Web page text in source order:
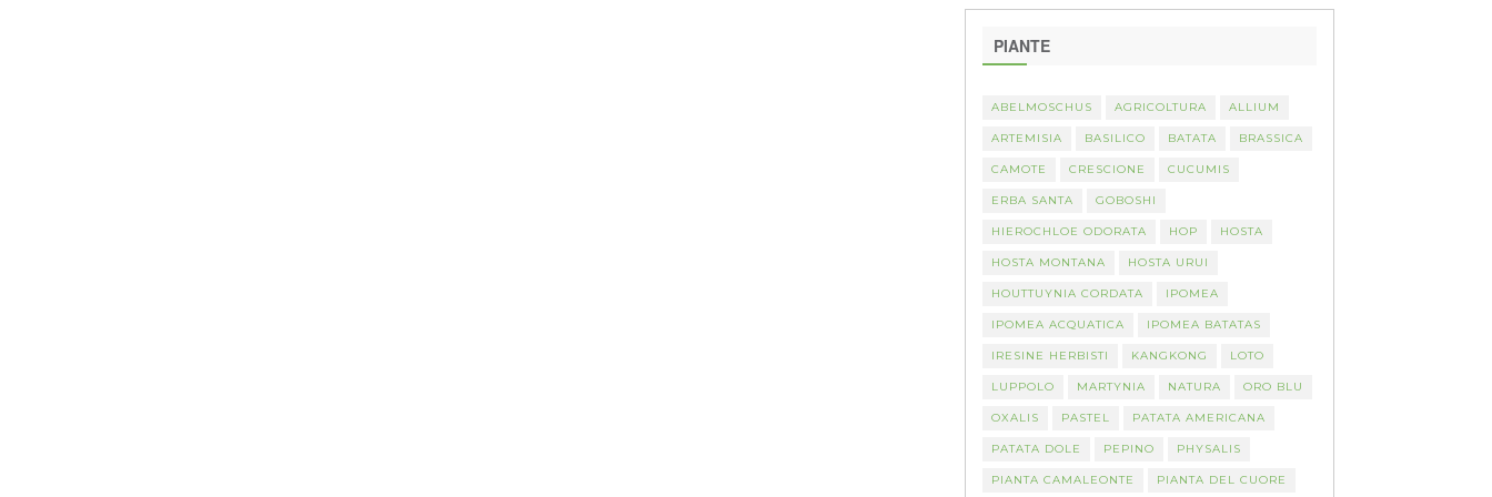
PIANTE
ABELMOSCHUS AGRICOLTURA ALLIUM
ARTEMISIA BASILICO BATATA BRASSICA
CAMOTE CRESCIONE CUCUMIS
ERBA SANTA GOBOSHI
HIEROCHLOE ODORATA HOP HOSTA
HOSTA MONTANA HOSTA URUI
HOUTTUYNIA CORDATA IPOMEA
IPOMEA ACQUATICA IPOMEA BATATAS
IRESINE HERBISTI KANGKONG LOTO
LUPPOLO MARTYNIA NATURA ORO BLU
OXALIS PASTEL PATATA AMERICANA
PATATA DOLE PEPINO PHYSALIS
PIANTA CAMALEONTE PIANTA DEL CUORE